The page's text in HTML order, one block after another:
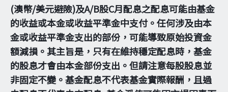
(澳幣/美元避險)及A/B股C月配息之配息可能由基金
的收益或本金或收益平準金中支付。任何涉及由本
金或收益平準金支出的部份，可能導致原始投資金
額減損。其主旨是，只有在維持穩定配息時，基金
的股息才會由本金部份支出。但請注意每股股息並
非固定不變。基金配息不代表基金實際報酬，且過